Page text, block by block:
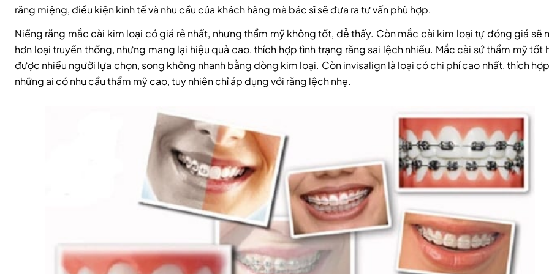
răng miệng, điều kiện kinh tế và nhu cầu của khách hàng mà bác sĩ sẽ đưa ra tư vấn phù hợp.
Niềng răng mắc cài kim loại có giá rẻ nhất, nhưng thẩm mỹ không tốt, dễ thấy. Còn mắc cài kim loại tự đóng giá sẽ
hơn loại truyền thống, nhưng mang lại hiệu quả cao, thích hợp tình trạng răng sai lệch nhiều. Mắc cài sứ thẩm mỹ tốt
được nhiều người lựa chọn, song không nhanh bằng dòng kim loại. Còn invisalign là loại có chi phí cao nhất, thích
những ai có nhu cầu thẩm mỹ cao, tuy nhiên chỉ áp dụng với răng lệch nhẹ.